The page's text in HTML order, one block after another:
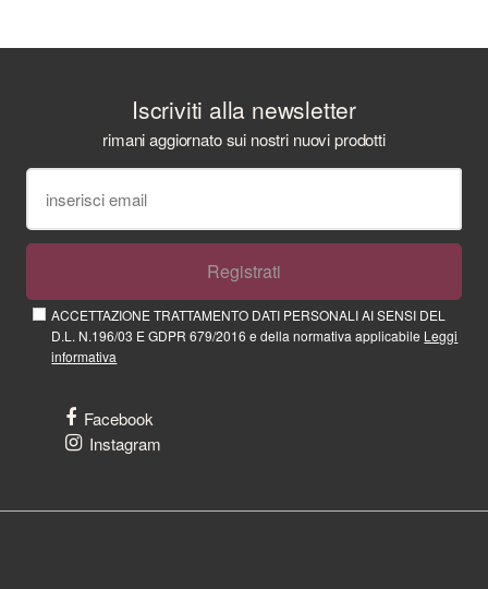
Iscriviti alla newsletter
rimani aggiornato sui nostri nuovi prodotti
Registrati
ACCETTAZIONE TRATTAMENTO DATI PERSONALI AI SENSI DEL
D.L. N.196/03 E GDPR 679/2016 e della normativa applicabile Leggi
informativa
Facebook
Instagram